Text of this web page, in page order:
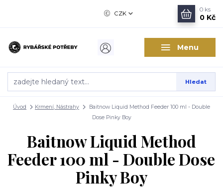
Menu
CZK
Hledat
0 ks
0 Kč
Úvod Krmení, Nástrahy
Baitnow Liquid Method Feeder 100 ml - Double
Dose Pinky Boy
Baitnow Liquid Method
Feeder 100 ml - Double Dose
Pinky Boy